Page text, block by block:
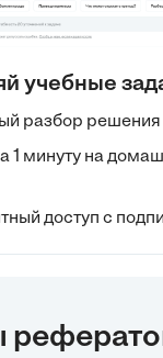
учебные
разбор решения
1 минуту на
доступ с